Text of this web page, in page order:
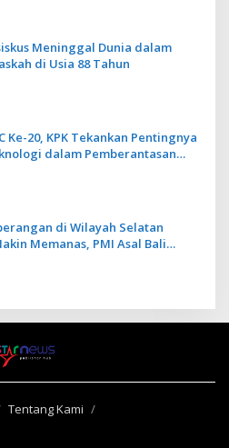
Meninggal Dunia dalam
di Usia 88 Tahun
Ke-20, KPK Tekankan Pentingnya
dalam Pemberantasan
di Wilayah Selatan
Memanas, PMI Asal Bali
Tentang Kami